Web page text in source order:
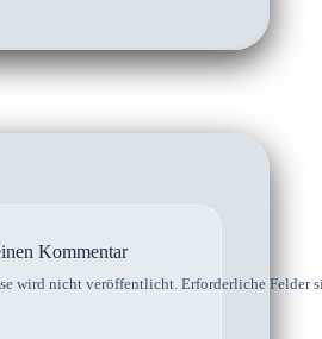
Kommentar
wird nicht veröffentlicht. Erforderliche Felder